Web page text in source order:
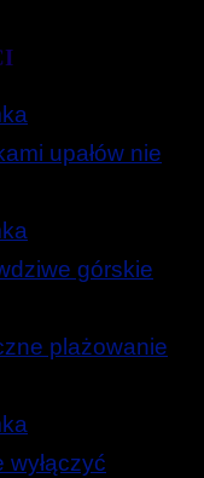
upałów nie
górskie
plażowanie